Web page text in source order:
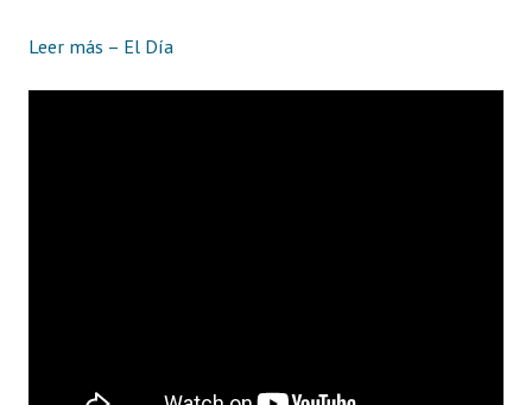
Leer más – El Día